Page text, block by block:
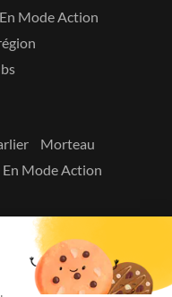
En Mode Action
Morteau
En Mode Action